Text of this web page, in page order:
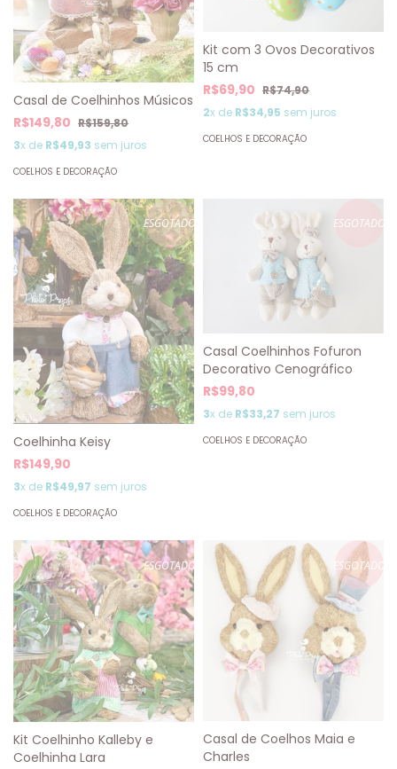
Casal de Coelhinhos Músicos
R$149,80 R$159,80
3x de R$49,93 sem juros
COELHOS E DECORAÇÃO
Kit com 3 Ovos Decorativos
15 cm
R$69,90 R$74,90
2x de R$34,95 sem juros
COELHOS E DECORAÇÃO
ESGOTADO
Coelhinha Keisy
R$149,90
3x de R$49,97 sem juros
COELHOS E DECORAÇÃO
ESGOTADO
Casal Coelhinhos Fofuron
Decorativo Cenográfico
R$99,80
3x de R$33,27 sem juros
COELHOS E DECORAÇÃO
ESGOTADO
Kit Coelhinho Kalleby e
Coelhinha Lara
ESGOTADO
Casal de Coelhos Maia e
Charles